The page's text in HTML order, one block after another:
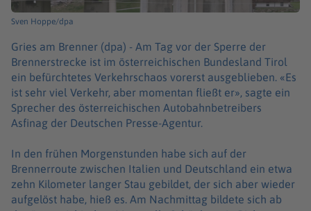
Sven Hoppe/dpa
Gries am Brenner (dpa) - Am Tag vor der Sperre der
Brennerstrecke ist im österreichischen Bundesland Tirol
ein befürchtetes Verkehrschaos vorerst ausgeblieben. «Es
ist sehr viel Verkehr, aber momentan fließt er», sagte ein
Sprecher des österreichischen Autobahnbetreibers
Asfinag der Deutschen Presse-Agentur.
In den frühen Morgenstunden habe sich auf der
Brennerroute zwischen Italien und Deutschland ein etwa
zehn Kilometer langer Stau gebildet, der sich aber wieder
aufgelöst habe, hieß es. Am Nachmittag bildete sich ab